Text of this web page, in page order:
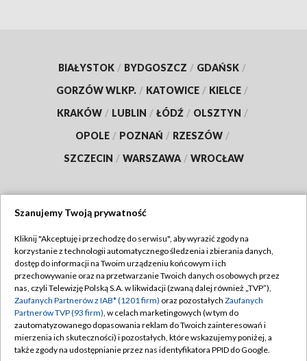
BIAŁYSTOK / BYDGOSZCZ / GDAŃSK /
GORZÓW WLKP. / KATOWICE / KIELCE /
KRAKÓW / LUBLIN / ŁÓDŹ / OLSZTYN /
OPOLE / POZNAŃ / RZESZÓW /
SZCZECIN / WARSZAWA / WROCŁAW
TVP
Abonament TVP
Emisja w TVP
Centrum informacji TVP
Naziemna Telewizja Cyfrowa
Regulamin TVP
Polityka prywatności
Moje zgody
Pomoc
Szanujemy Twoją prywatność
Kliknij "Akceptuję i przechodzę do serwisu", aby wyrazić zgody na
korzystanie z technologii automatycznego śledzenia i zbierania danych,
dostęp do informacji na Twoim urządzeniu końcowym i ich
przechowywanie oraz na przetwarzanie Twoich danych osobowych przez
nas, czyli Telewizję Polską S.A. w likwidacji (zwaną dalej również „TVP”),
Zaufanych Partnerów z IAB* (1201 firm) oraz pozostałych Zaufanych
Partnerów TVP (93 firm), w celach marketingowych (w tym do
zautomatyzowanego dopasowania reklam do Twoich zainteresowań i
mierzenia ich skuteczności) i pozostałych, które wskazujemy poniżej, a
także zgody na udostępnianie przez nas identyfikatora PPID do Google.